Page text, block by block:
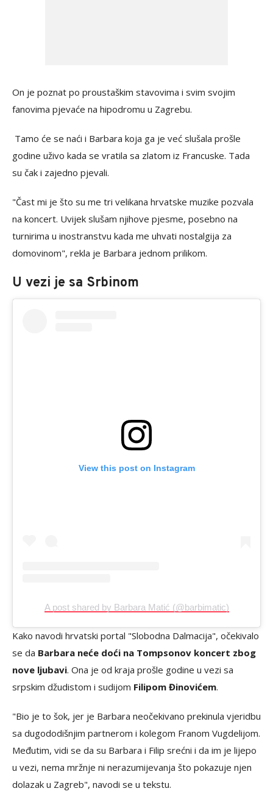
On je poznat po proustaškim stavovima i svim svojim
fanovima pjevaće na hipodromu u Zagrebu.
Tamo će se naći i Barbara koja ga je već slušala prošle
godine uživo kada se vratila sa zlatom iz Francuske. Tada
su čak i zajedno pjevali.
"Čast mi je što su me tri velikana hrvatske muzike pozvala
na koncert. Uvijek slušam njihove pjesme, posebno na
turnirima u inostranstvu kada me uhvati nostalgija za
domovinom", rekla je Barbara jednom prilikom.
U vezi je sa Srbinom
View this post on Instagram
A post shared by Barbara Matić (@barbimatic)
Kako navodi hrvatski portal "Slobodna Dalmacija", očekivalo
se da Barbara neće doći na Tompsonov koncert zbog
nove ljubavi. Ona je od kraja prošle godine u vezi sa
srpskim džudistom i sudijom Filipom Đinovićem.
"Bio je to šok, jer je Barbara neočekivano prekinula vjeridbu
sa dugododišnjim partnerom i kolegom Franom Vugdelijom.
Međutim, vidi se da su Barbara i Filip srećni i da im je lijepo
u vezi, nema mržnje ni nerazumijevanja što pokazuje njen
dolazak u Zagreb", navodi se u tekstu.